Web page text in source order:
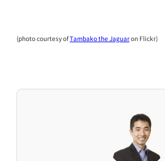
(photo courtesy ofTambako the Jaguaron Flickr)